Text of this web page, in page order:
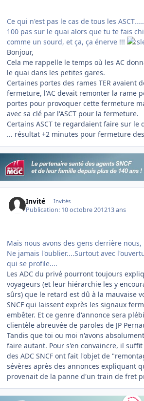
Ce qui n'est pas le cas de tous les
100 pas sur le quai alors que tu te fais
comme un sourd, et ça, ça énerve !!!
Bonjour,
Cela me rappelle le temps où les AC
le quai dans les petites gares.
Certaines portes des rames TER avaient
fermeture, l'AC devait remonter la rame
portes pour provoquer cette fermeture
avec sa clé par l'ASCT pour la fermeture.
Certains ASCT te regardaient faire sur le
... résultat +2 minutes pour fermeture
Invité Invités
Publication: 10 octobre 201213 ans
Mais nous avons des gens derrière nous,
Ne jamais l'oublier....Surtout avec
qui se profile....
Les ADC du privé pourront toujours
voyageurs (et leur hiérarchie les y
sûrs) que le retard est dû à la mauvaise
SNCF qui laissent exprès les signaux
embêter. Et ce genre d'annonce sera
clientèle abreuvée de paroles de JP
Tandis que toi ou moi n'avons
faire autant. Pour s'en convaincre, il
des ADC SNCF ont fait l'objet de
sévères après des annonces expliquant
provenait de la panne d'un train de fret